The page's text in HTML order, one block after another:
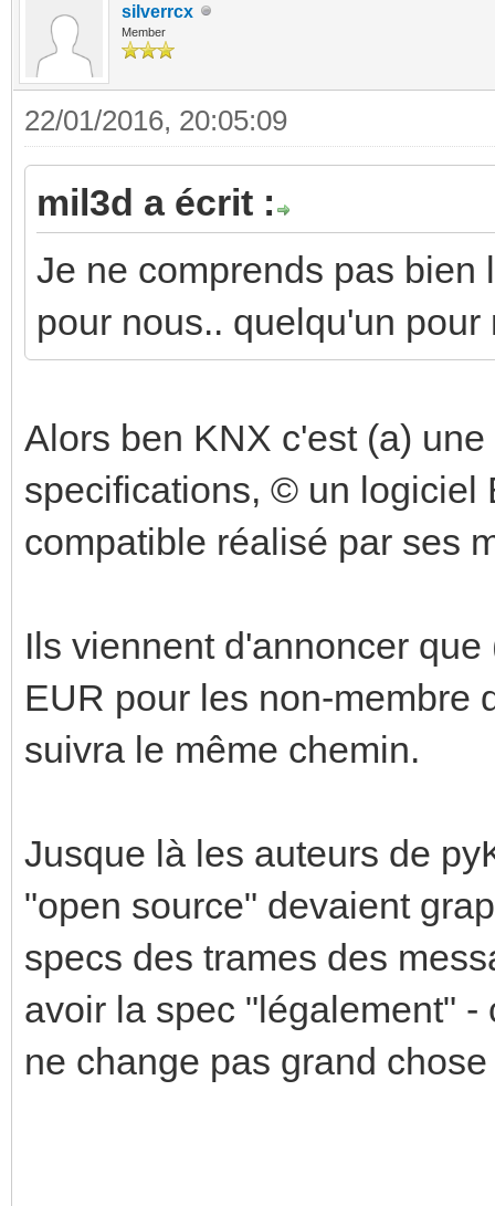
silverrcx
Member
22/01/2016, 20:05:09
mil3d a écrit :
Je ne comprends pas bien
pour nous.. quelqu'un pour
Alors ben KNX c'est (a)
specifications, © un logiciel
compatible réalisé par ses
Ils viennent d'annoncer
EUR pour les non-membre
suivra le même chemin.
Jusque là les auteurs de
"open source" devaient
specs des trames des
avoir la spec "légalement"
ne change pas grand